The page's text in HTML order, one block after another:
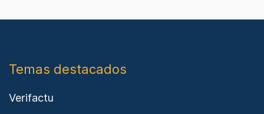
Temas destacados
Verifactu